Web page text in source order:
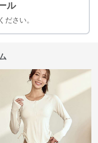
ル
ださい。